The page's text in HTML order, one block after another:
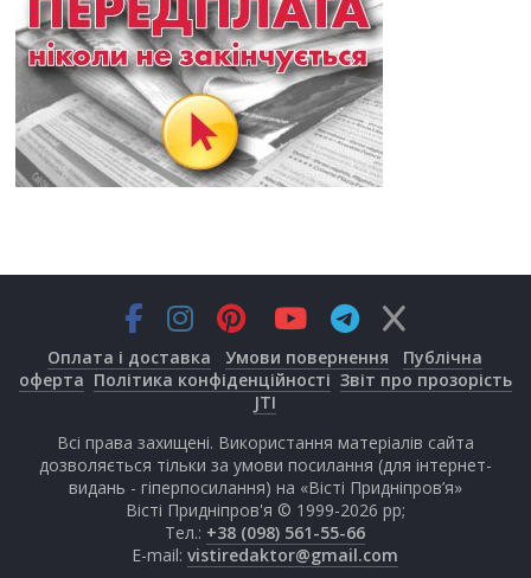
Оплата і доставка Умови повернення
Публічна
оферта Політика конфіденційності Звіт про прозорість
JTI
Всі права захищені. Використання матеріалів сайта
дозволяється тільки за умови посилання (для інтернет-
видань - гіперпосилання) на «Вісті Придніпров’я»
Вісті Придніпров'я © 1999-2026 рр;
Тел.: +38 (098) 561-55-66
E-mail: vistiredaktor@gmail.com